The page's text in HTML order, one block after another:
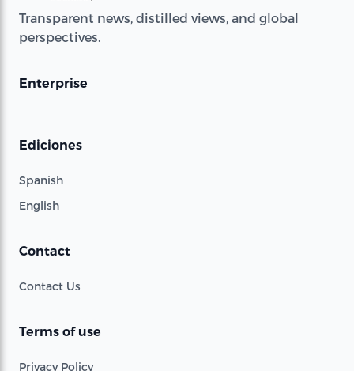
Transparent news, distilled views, and global
perspectives.
Enterprise
Ediciones
Spanish
English
Contact
Contact Us
Terms of use
Privacy Policy